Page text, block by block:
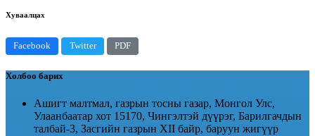
Хуваалцах
Facebook Twitter PDF
Холбоо барих
Ашигт малтмал, газрын тосны газар, Монгол Улс,
Улаанбаатар хот 15170, Чингэлтэй дүүрэг, Барилгачдын
талбай-3, Засгийн газрын XII байр, баруун жигүүр